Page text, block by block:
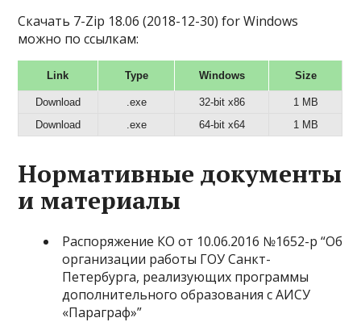
Скачать 7-Zip 18.06 (2018-12-30) for Windows
можно по ссылкам:
Link Type Windows Size
Download .exe 32-bit x86
1 MB
Download
.exe 64-bit x64 1 MB
Нормативные документы
и материалы
Распоряжение КО от 10.06.2016 №1652-р “Об
организации работы ГОУ Санкт-
Петербурга, реализующих программы
дополнительного образования с АИСУ
«Параграф»”